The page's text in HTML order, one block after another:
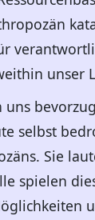
unser
uns
selbst
Sie
spielen